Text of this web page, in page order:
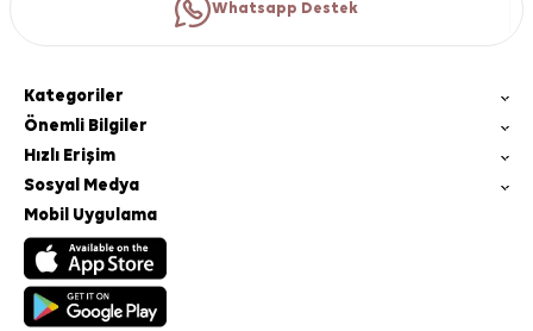
Whatsapp Destek
Kategoriler
Önemli Bilgiler
Hızlı Erişim
Sosyal Medya
Mobil Uygulama